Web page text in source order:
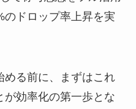
ドロップ率上昇を実
める前に、まずはこれ
が効率化の第一歩とな